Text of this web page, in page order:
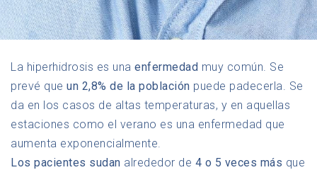
La hiperhidrosis es una enfermedad muy común. Se
prevé que un 2,8% de la población puede padecerla. Se
da en los casos de altas temperaturas, y en aquellas
estaciones como el verano es una enfermedad que
aumenta exponencialmente.
Los pacientes sudan alrededor de 4 o 5 veces más que